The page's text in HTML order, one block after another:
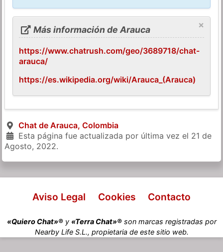
×
Más información de Arauca
https://www.chatrush.com/geo/3689718/chat-
arauca/
https://es.wikipedia.org/wiki/Arauca_(Arauca)
Chat de Arauca, Colombia
Esta página fue actualizada por última vez el 21 de
Agosto, 2022.
Aviso Legal Cookies Contacto
«Quiero Chat»®y «Terra Chat»®son marcas registradas por
Nearby Life S.L., propietaria de este sitio web.